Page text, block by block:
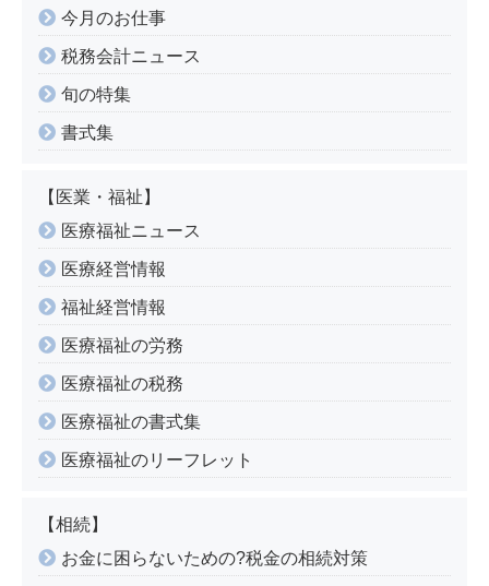
今月のお仕事
税務会計ニュース
旬の特集
書式集
【医業・福祉】
医療福祉ニュース
医療経営情報
福祉経営情報
医療福祉の労務
医療福祉の税務
医療福祉の書式集
医療福祉のリーフレット
【相続】
お金に困らないための?税金の相続対策